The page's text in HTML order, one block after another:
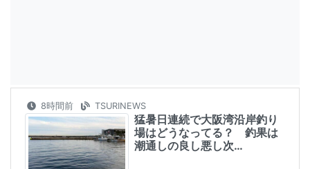
8時間前 TSURINEWS
猛暑日連続で大阪湾沿岸釣り
場はどうなってる？ 釣果は
潮通しの良し悪し次…